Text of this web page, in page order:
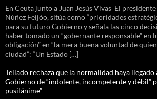
En Ceuta junto a Juan Jesús Vivas El
Núñez Feijóo, sitúa como “prioridades
para su futuro Gobierno y señala las cinco
haber tomado un “gobernante responsable” en
obligación” en “la mera buena voluntad de
ciudad”: “Un Estado […]
Tellado rechaza que la normalidad haya llegado
Gobierno de “indolente, incompetente y débil”
pusilánime”